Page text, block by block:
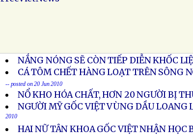
NẮNG NÓNG SẼ CÒN TIẾP DIỄN KHỐC
CÁ TÔM CHẾT HÀNG LOẠT TRÊN SÔNG
-- posted on 20 Jun 2010
NỔ KHO HÓA CHẤT, HƠN 20 NGƯỜI BỊ
NGƯỜI MỸ GỐC VIỆT VÙNG DẦU LOANG
2010
HAI NỮ TÂN KHOA GỐC VIỆT NHẬN HỌC